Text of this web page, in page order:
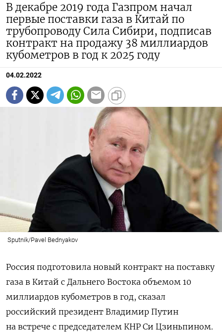
В декабре 2019 года Газпром начал
первые поставки газа в Китай по
трубопроводу Сила Сибири, подписав
контракт на продажу 38 миллиардов
кубометров в год к 2025 году
04.02.2022
Sputnik/Pavel Bednyakov
Россия подготовила новый контракт на поставку
газа в Китай с Дальнего Востока объемом 10
миллиардов кубометров в год, сказал
российский президент Владимир Путин
на встрече с председателем КНР Си Цзиньпином.